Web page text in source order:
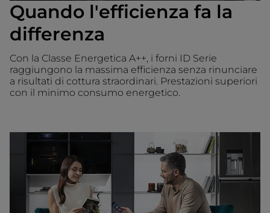
Quando l'efficienza fa la
differenza
Con la Classe Energetica A++, i forni ID Serie
raggiungono la massima efficienza senza rinunciare
a risultati di cottura straordinari. Prestazioni superiori
con il minimo consumo energetico.